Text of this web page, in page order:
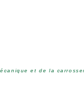
et de la